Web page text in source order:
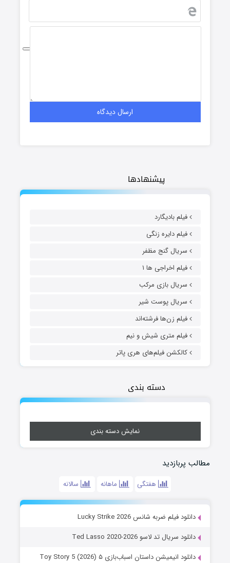
پیشنهادها
فیلم بادیگارد
فیلم دایره زنگی
سریال گنج مظفر
فیلم اخراجی ها ۱
سریال بازی مرکب
سریال پوست شیر
فیلم زن‌ها فرشته‌اند
فیلم متری شیش و نیم
کالکشن فیلم‌های هری پاتر
دسته بندی
نمایش دسته بندی
مطالب پربازدید
هفتگی ماهانه سالانه
دانلود فیلم ضربه شانس Lucky Strike 2026
دانلود سریال تد لاسو Ted Lasso 2020-2026
دانلود انیمیشن داستان اسباب‌بازی ۵ Toy Story 5 (2026)